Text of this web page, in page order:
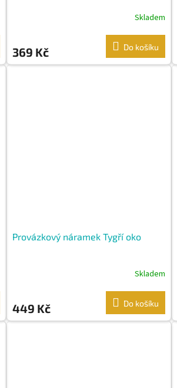
Skladem
369 Kč Do košíku
Provázkový náramek Tygří oko
Skladem
449 Kč Do košíku